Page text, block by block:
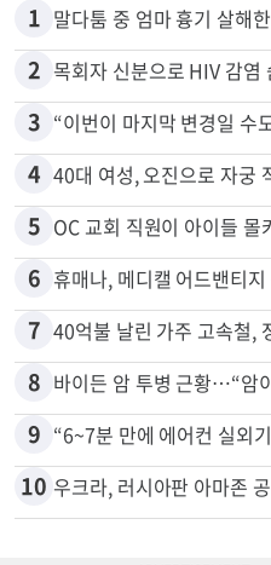
1
2 목회자 신분으로 HIV 감염
3 “이번이 마지막 변경일
4 40대 여성, 오진으로 자궁
5 OC 교회 직원이 아이들 몰
6 휴매나, 메디캘 어드밴티
7 40억불 날린 가주 고속철,
8
9
10 우크라, 러시아판 아마존